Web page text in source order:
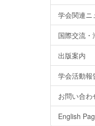
学会関連ニ
国際交流・
出版案内
学会活動報
お問い合わ
English